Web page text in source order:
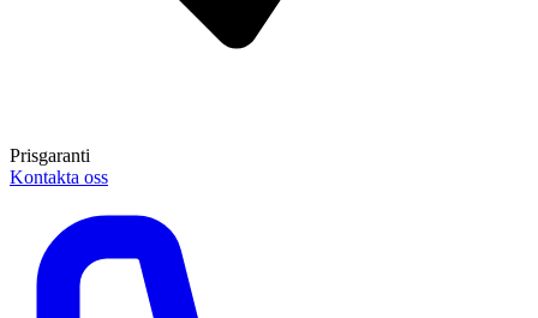
Prisgaranti
Kontakta oss